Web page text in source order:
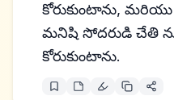
కోరుకుంటాను,
మనిషి సోదరుడి చేతి
కోరుకుంటాను.